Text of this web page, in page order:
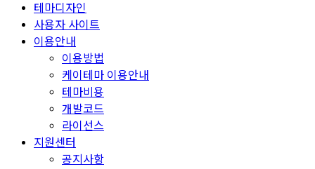
테마디자인
사용자 사이트
이용안내
이용방법
케이테마 이용안내
테마비용
개발코드
라이선스
지원센터
공지사항